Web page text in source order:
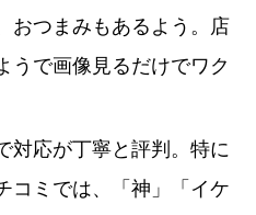
おつまみもあるよう。店
うで画像見るだけでワク
対応が丁寧と評判。特に
コミでは、「神」「イケ